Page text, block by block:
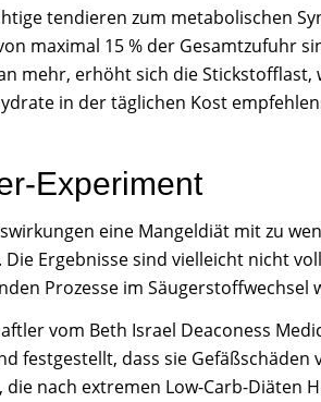
tendieren zum metabolischen
maximal 15 % der Gesamtzufuhr
mehr, erhöht sich die
in der täglichen Kost
Experiment
eine Mangeldiät mit zu
Die Ergebnisse sind vielleicht nicht
Prozesse im Säugerstoffwechsel
vom Beth Israel Deaconess
festgestellt, dass sie
die nach extremen Low-Carb-Diäten